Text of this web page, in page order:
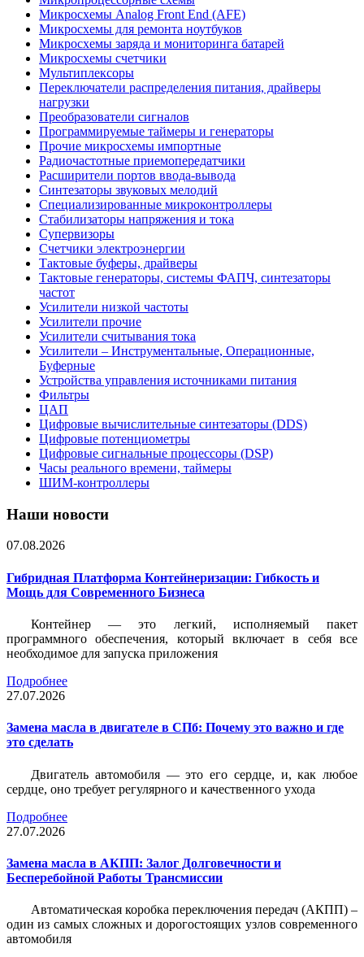
Микросхемы Analog Front End (AFE)
Микросхемы для ремонта ноутбуков
Микросхемы заряда и мониторинга батарей
Микросхемы счетчики
Мультиплексоры
Переключатели распределения питания, драйверы
нагрузки
Преобразователи сигналов
Программируемые таймеры и генераторы
Прочие микросхемы импортные
Радиочастотные приемопередатчики
Расширители портов ввода-вывода
Синтезаторы звуковых мелодий
Специализированные микроконтроллеры
Стабилизаторы напряжения и тока
Супервизоры
Счетчики электроэнергии
Тактовые буферы, драйверы
Тактовые генераторы, системы ФАПЧ, синтезаторы
частот
Усилители низкой частоты
Усилители прочие
Усилители считывания тока
Усилители – Инструментальные, Операционные,
Буферные
Устройства управления источниками питания
Фильтры
ЦАП
Цифровые вычислительные синтезаторы (DDS)
Цифровые потенциометры
Цифровые сигнальные процессоры (DSP)
Часы реального времени, таймеры
ШИМ-контроллеры
Наши новости
07.08.2026
Гибридная Платформа Контейнеризации: Гибкость и
Мощь для Современного Бизнеса
Контейнер — это легкий, исполняемый пакет
программного обеспечения, который включает в себя все
необходимое для запуска приложения
Подробнее
27.07.2026
Замена масла в двигателе в СПб: Почему это важно и где
это сделать
Двигатель автомобиля — это его сердце, и, как любое
сердце, оно требует регулярного и качественного ухода
Подробнее
27.07.2026
Замена масла в АКПП: Залог Долговечности и
Бесперебойной Работы Трансмиссии
Автоматическая коробка переключения передач (АКПП) –
один из самых сложных и дорогостоящих узлов современного
автомобиля